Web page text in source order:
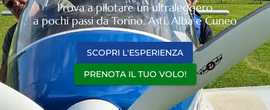
Prova a pilotare un ultraleggero
a pochi passi da Torino, Asti, Alba e Cuneo
SCOPRI L'ESPERIENZA
PRENOTA IL TUO VOLO!